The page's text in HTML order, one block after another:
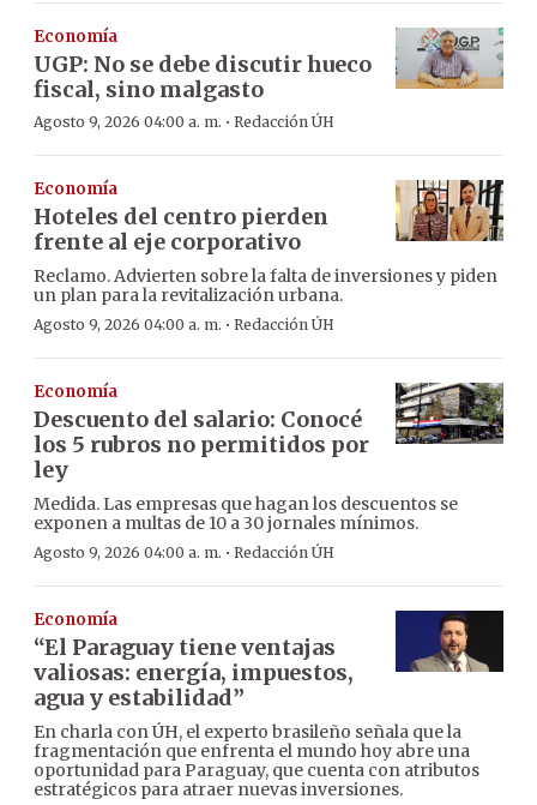
Economía
UGP: No se debe discutir hueco
fiscal, sino malgasto
Agosto 9, 2026 04:00 a. m. · Redacción ÚH
Economía
Hoteles del centro pierden
frente al eje corporativo
Reclamo. Advierten sobre la falta de inversiones y piden
un plan para la revitalización urbana.
Agosto 9, 2026 04:00 a. m. · Redacción ÚH
Economía
Descuento del salario: Conocé
los 5 rubros no permitidos por
ley
Medida. Las empresas que hagan los descuentos se
exponen a multas de 10 a 30 jornales mínimos.
Agosto 9, 2026 04:00 a. m. · Redacción ÚH
Economía
“El Paraguay tiene ventajas
valiosas: energía, impuestos,
agua y estabilidad”
En charla con ÚH, el experto brasileño señala que la
fragmentación que enfrenta el mundo hoy abre una
oportunidad para Paraguay, que cuenta con atributos
estratégicos para atraer nuevas inversiones.